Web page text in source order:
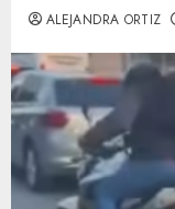
ALEJANDRA ORTIZ